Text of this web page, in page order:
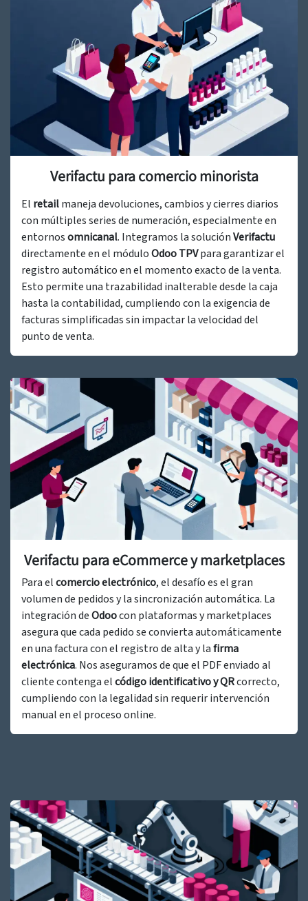
Verifactu para comercio minorista
El retailmaneja devoluciones, cambios y cierres diarios
con múltiples series de numeración, especialmente en
entornosomnicanal. Integramos la soluciónVerifactu
directamente en el móduloOdoo TPVpara garantizar el
registro automático en el momento exacto de la venta.
Esto permite una trazabilidad inalterable desde la caja
hasta la contabilidad, cumpliendo con la exigencia de
facturas simplificadas sin impactar la velocidad del
punto de venta.
Verifactu para eCommerce y marketplaces
Para elcomercio electrónico, el desafío es el gran
volumen de pedidos y la sincronización automática. La
integración deOdoocon plataformas y marketplaces
asegura que cada pedido se convierta automáticamente
en una factura con el registro de alta y lafirma
electrónica. Nos aseguramos de que el PDF enviado al
cliente contenga elcódigo identificativo y QRcorrecto,
cumpliendo con la legalidad sin requerir intervención
manual en el proceso online.